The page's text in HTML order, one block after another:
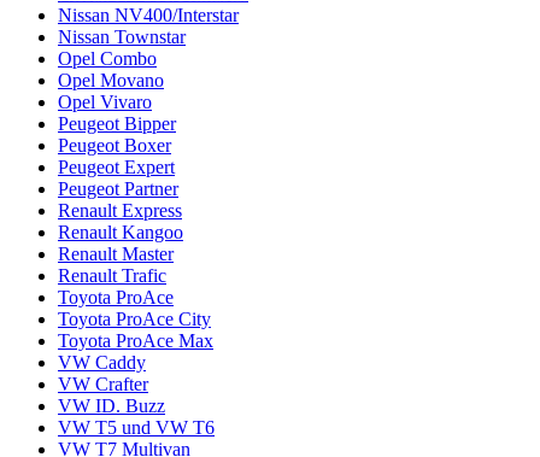
Nissan NV400/Interstar
Nissan Townstar
Opel Combo
Opel Movano
Opel Vivaro
Peugeot Bipper
Peugeot Boxer
Peugeot Expert
Peugeot Partner
Renault Express
Renault Kangoo
Renault Master
Renault Trafic
Toyota ProAce
Toyota ProAce City
Toyota ProAce Max
VW Caddy
VW Crafter
VW ID. Buzz
VW T5 und VW T6
VW T7 Multivan